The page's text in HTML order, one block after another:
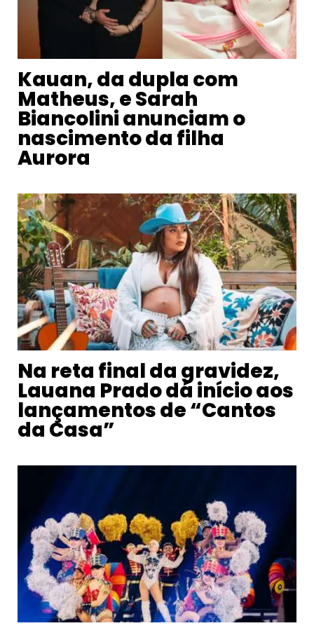
Kauan, da dupla com
Matheus, e Sarah
Biancolini anunciam o
nascimento da filha
Aurora
Na reta final da gravidez,
Lauana Prado dá início aos
lançamentos de “Cantos
da Casa”